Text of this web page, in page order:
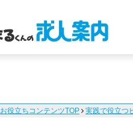
お役立ちコンテンツTOP 実践で役立つ